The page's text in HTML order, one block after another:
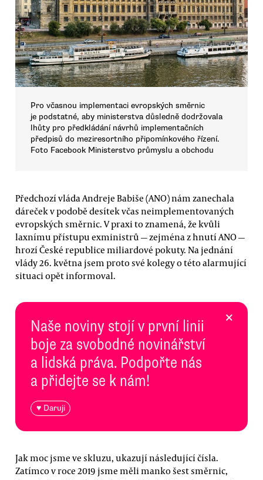
Pro včasnou implementaci evropských směrnic
je podstatné, aby ministerstva důsledně dodržovala
lhůty pro předkládání návrhů implementačních
předpisů do meziresortního připomínkového řízení.
Foto Facebook Ministerstvo průmyslu a obchodu
Předchozí vláda Andreje Babiše (ANO) nám zanechala
dáreček v podobě desítek včas neimplementovaných
evropských směrnic. V praxi to znamená, že kvůli
laxnímu přístupu exministrů — zejména z hnutí ANO —
hrozí České republice miliardové pokuty. Na jednání
vlády 26. května jsem proto své kolegy o této alarmující
situaci opět informoval.
Naše noviny stojí v první linii
boje za svobodné novinářství
a lidská práva. Podpořte nás
a přidejte se k nám!
♥ Daruji
×
Jak moc jsme ve skluzu, ukazují následující čísla.
Zatímco v roce 2019 jsme měli manko šest směrnic,